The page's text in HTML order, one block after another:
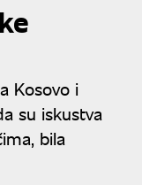
Kosovo i
su iskustva
bila